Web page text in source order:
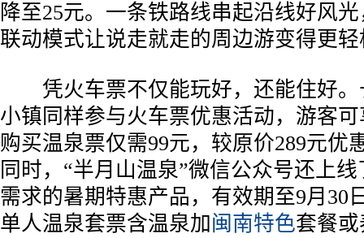
降至25元。一条铁路线串起沿线好风
联动模式让说走就走的周边游变得更
凭火车票不仅能玩好，还能住好。
小镇同样参与火车票优惠活动，游客
购买温泉票仅需99元，较原价289元优
同时，“半月山温泉”微信公众号还上
需求的暑期特惠产品，有效期至9月30
单人温泉套票含温泉加 闽南特色套餐